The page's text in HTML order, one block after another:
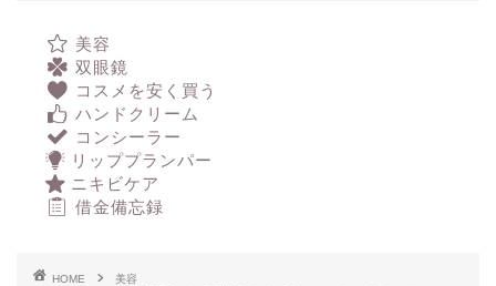
美容
双眼鏡
コスメを安く買う
ハンドクリーム
コンシーラー
リッププランパー
ニキビケア
借金備忘録
HOME
美容